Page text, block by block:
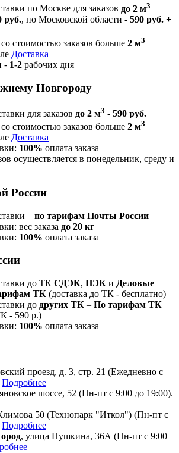
по Москве для заказов до 2 м3
руб., по Московской области - 590 руб. +
стоимостью заказов больше 2 м3
Доставка
- 1-2 рабочих дня
Новгороду
для заказов до 2 м3 - 590 руб.
стоимостью заказов больше 2 м3
Доставка
100% оплата заказа
осуществляется в понедельник, среду и
России
– по тарифам Почты России
вес заказа до 20 кг
100% оплата заказа
до ТК СДЭК, ПЭК и Деловые
ТК (доставка до ТК - бесплатно)
до других ТК – По тарифам ТК
- 590 р.)
100% оплата заказа
проезд, д. 3, стр. 21 (Ежедневно с
Подробнее
шоссе, 52 (Пн-пт с 9:00 до 19:00).
50 (​Технопарк "Иткол") (Пн-пт с
Подробнее
, улица Пушкина, 36А (Пн-пт с 9:00